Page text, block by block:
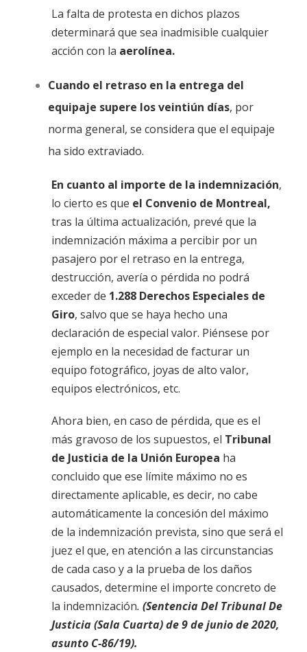
La falta de protesta en dichos plazos
determinará que sea inadmisible cualquier
acción con la aerolínea.
Cuando el retraso en la entrega del
equipaje supere losveintiún días, por
norma general, se considera que el equipaje
ha sido extraviado.
En cuanto al importe de la indemnización,
lo cierto es que el Convenio de Montreal,
tras la última actualización, prevé que la
indemnización máxima a percibir por un
pasajero por el retraso en la entrega,
destrucción, avería o pérdida no podrá
exceder de 1.288 Derechos Especiales de
Giro, salvo que se haya hecho una
declaración de especial valor. Piénsese por
ejemplo en la necesidad de facturar un
equipo fotográfico, joyas de alto valor,
equipos electrónicos, etc.
Ahora bien, en caso de pérdida, que es el
más gravoso de los supuestos, el Tribunal
de Justicia de la Unión Europea ha
concluido que ese límite máximo no es
directamente aplicable, es decir, no cabe
automáticamente la concesión del máximo
de la indemnización prevista, sino que será el
juez el que, en atención a las circunstancias
de cada caso y a la prueba de los daños
causados, determine el importe concreto de
la indemnización. (Sentencia Del Tribunal De
Justicia (Sala Cuarta) de 9 de junio de 2020,
asunto C-86/19).